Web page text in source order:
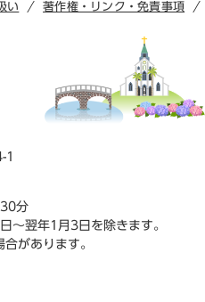
い
著作権・リンク・免責事項
1
分
～翌年1月3日を除きます。
があります。